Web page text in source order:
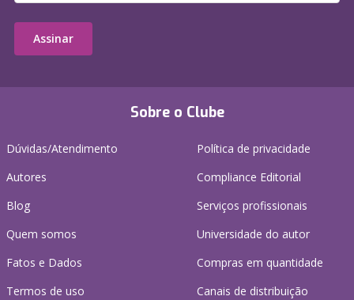
Sobre o Clube
Dúvidas/Atendimento
Autores
Blog
Quem somos
Fatos e Dados
Termos de uso
Política de privacidade
Compliance Editorial
Serviços profissionais
Universidade do autor
Compras em quantidade
Canais de distribuição
Assinar